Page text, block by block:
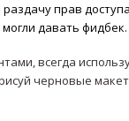
прав
давать фидбек.
всегда
черновые